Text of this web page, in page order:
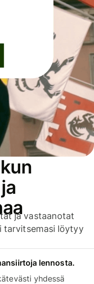
ja vastaanotat
tarvitsemasi löytyy
lennosta.
yhdessä